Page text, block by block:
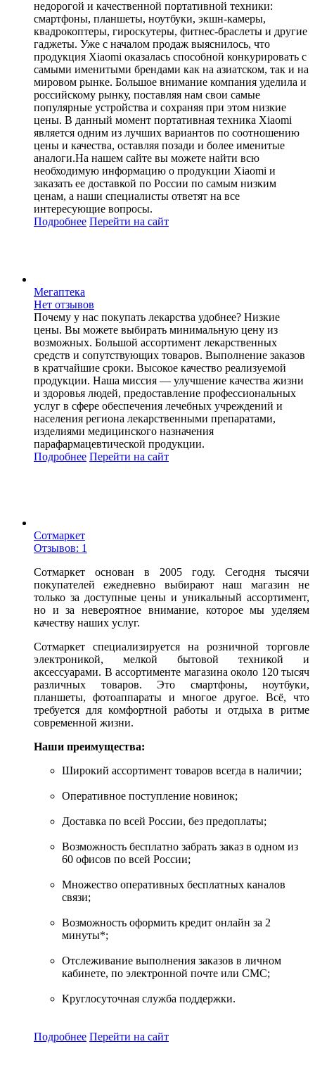
недорогой и качественной портативной техники:
смартфоны, планшеты, ноутбуки, экшн-камеры,
квадрокоптеры, гироскутеры, фитнес-браслеты и другие
гаджеты. Уже с началом продаж выяснилось, что
продукция Xiaomi оказалась способной конкурировать с
самыми именитыми брендами как на азиатском, так и на
мировом рынке. Большое внимание компания уделила и
российскому рынку, поставляя нам свои самые
популярные устройства и сохраняя при этом низкие
цены. В данный момент портативная техника Xiaomi
является одним из лучших вариантов по соотношению
цены и качества, оставляя позади и более именитые
аналоги.На нашем сайте вы можете найти всю
необходимую информацию о продукции Xiaomi и
заказать ее доставкой по России по самым низким
ценам, а наши специалисты ответят на все
интересующие вопросы.
Подробнее Перейти на сайт
Мегаптека
Нет отзывов
Почему у нас покупать лекарства удобнее? Низкие
цены. Вы можете выбирать минимальную цену из
возможных. Большой ассортимент лекарственных
средств и сопутствующих товаров. Выполнение заказов
в кратчайшие сроки. Высокое качество реализуемой
продукции. Наша миссия — улучшение качества жизни
и здоровья людей, предоставление профессиональных
услуг в сфере обеспечения лечебных учреждений и
населения региона лекарственными препаратами,
изделиями медицинского назначения
парафармацевтической продукции.
Подробнее Перейти на сайт
Сотмаркет
Отзывов: 1
Сотмаркет основан в 2005 году. Сегодня тысячи
покупателей ежедневно выбирают наш магазин не
только за доступные цены и уникальный ассортимент,
но и за невероятное внимание, которое мы уделяем
качеству наших услуг.
Сотмаркет специализируется на розничной торговле
электроникой, мелкой бытовой техникой и
аксессуарами. В ассортименте магазина около 120 тысяч
различных товаров. Это смартфоны, ноутбуки,
планшеты, фотоаппараты и многое другое. Всё, что
требуется для комфортной работы и отдыха в ритме
современной жизни.
Наши преимущества:
Широкий ассортимент товаров всегда в наличии;
Оперативное поступление новинок;
Доставка по всей России, без предоплаты;
Возможность бесплатно забрать заказ в одном из
60 офисов по всей России;
Множество оперативных бесплатных каналов
связи;
Возможность оформить кредит онлайн за 2
минуты*;
Отслеживание выполнения заказов в личном
кабинете, по электронной почте или СМС;
Круглосуточная служба поддержки.
Подробнее Перейти на сайт